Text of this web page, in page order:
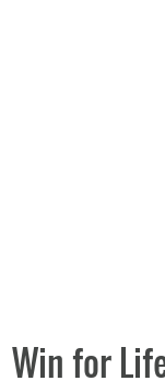
Quanto si vince
Come
Win for